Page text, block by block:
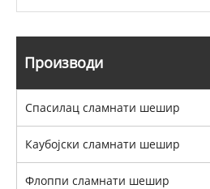
Производи
Спасилац сламнати шешир
Каубојски сламнати шешир
Флоппи сламнати шешир